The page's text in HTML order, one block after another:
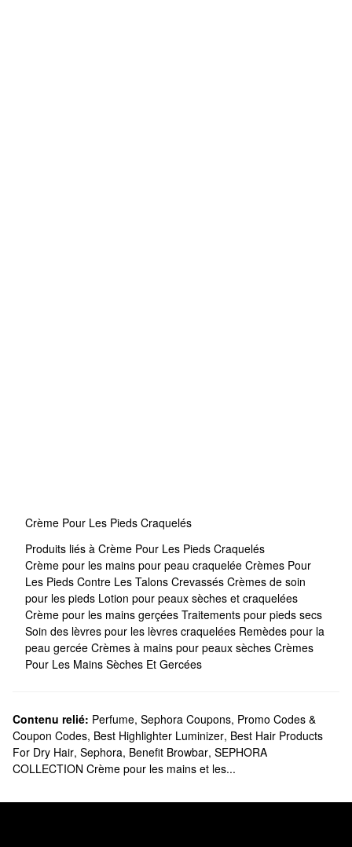
Crème Pour Les Pieds Craquelés
Produits liés à Crème Pour Les Pieds Craquelés
Crème pour les mains pour peau craquelée Crèmes Pour
Les Pieds Contre Les Talons Crevassés Crèmes de soin
pour les pieds Lotion pour peaux sèches et craquelées
Crème pour les mains gerçées Traitements pour pieds secs
Soin des lèvres pour les lèvres craquelées Remèdes pour la
peau gercée Crèmes à mains pour peaux sèches Crèmes
Pour Les Mains Sèches Et Gercées
Contenu relié: Perfume, Sephora Coupons, Promo Codes &
Coupon Codes, Best Highlighter Luminizer, Best Hair Products
For Dry Hair, Sephora, Benefit Browbar, SEPHORA
COLLECTION Crème pour les mains et les...